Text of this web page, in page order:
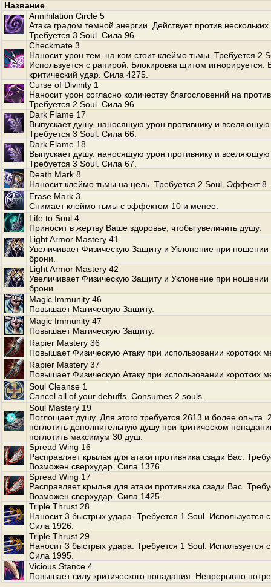
Название
Annihilation Circle 5
Атака градом темной энергии. Действует против
Требуется 3 Soul. Сила 96.
Checkmate 3
Наносит урон тем, на ком стоит клеймо тьмы. Требуется 2
Используется с рапирой. Блокировка щитом игнорируется.
критический удар. Сила 4275.
Curse of Divinity 1
Наносит урон согласно количеству благословений на
Требуется 2 Soul. Сила 96
Dark Flame 17
Выпускает душу, наносящую урон противнику и вселяющую
Требуется 3 Soul. Сила 66.
Dark Flame 18
Выпускает душу, наносящую урон противнику и вселяющую
Требуется 3 Soul. Сила 67.
Death Mark 8
Наносит клеймо тьмы на цель. Требуется 2 Soul. Эффект 8.
Erase Mark 3
Снимает клеймо тьмы с эффектом 10 и менее.
Life to Soul 4
Приносит в жертву Ваше здоровье, чтобы увеличить душу.
Light Armor Mastery 41
Увеличивает Физическую Защиту и Уклонение при ношении
брони.
Light Armor Mastery 42
Увеличивает Физическую Защиту и Уклонение при ношении
брони.
Magic Immunity 46
Повышает Магическую Защиту.
Magic Immunity 47
Повышает Магическую Защиту.
Rapier Mastery 36
Повышает Физическую Атаку при использовании коротких
Rapier Mastery 37
Повышает Физическую Атаку при использовании коротких
Soul Cleanse 1
Cancel all of your debuffs. Consumes 2 souls.
Soul Mastery 19
Поглощает душу. Для этого требуется 2613 и более опыта.
поглотить дополнительную душу при критическом
поглотить максимум 30 душ.
Spread Wing 16
Расправляет крылья для атаки противника сзади Вас.
Возможен сверхудар. Сила 1376.
Spread Wing 17
Расправляет крылья для атаки противника сзади Вас.
Возможен сверхудар. Сила 1425.
Triple Thrust 28
Наносит 3 быстрых удара. Требуется 1 Soul. Используется
Сила 1926.
Triple Thrust 29
Наносит 3 быстрых удара. Требуется 1 Soul. Используется
Сила 1995.
Vicious Stance 4
Повышает силу критического попадания. Непрерывно